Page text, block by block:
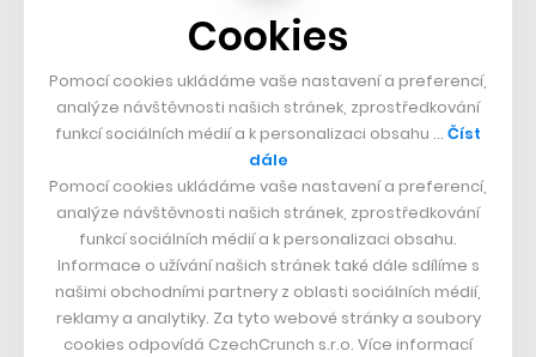
SLEDUJTE NÁS
25k
65k
Cookies
Pomocí cookies ukládáme vaše nastavení a preferencí,
analýze návštěvnosti našich stránek, zprostředkování
funkcí sociálních médií a k personalizaci obsahu … Číst
dále
Pomocí cookies ukládáme vaše nastavení a preferencí,
analýze návštěvnosti našich stránek, zprostředkování
funkcí sociálních médií a k personalizaci obsahu.
Informace o užívání našich stránek také dále sdílíme s
našimi obchodními partnery z oblasti sociálních médií,
reklamy a analytiky. Za tyto webové stránky a soubory
cookies odpovídá CzechCrunch s.r.o. Více informací